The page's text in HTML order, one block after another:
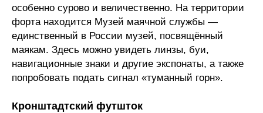
особенно сурово и величественно. На территории
форта находится Музей маячной службы —
единственный в России музей, посвящённый
маякам. Здесь можно увидеть линзы, буи,
навигационные знаки и другие экспонаты, а также
попробовать подать сигнал «туманный горн».
Кронштадтский футшток